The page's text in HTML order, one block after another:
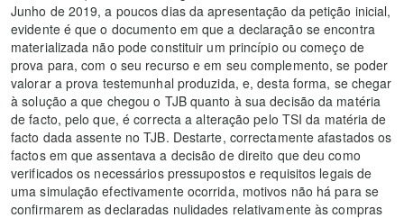
Junho de 2019, a poucos dias da apresentação da petição inicial,
evidente é que o documento em que a declaração se encontra
materializada não pode constituir um princípio ou começo de
prova para, com o seu recurso e em seu complemento, se poder
valorar a prova testemunhal produzida, e, desta forma, se chegar
à solução a que chegou o TJB quanto à sua decisão da matéria
de facto, pelo que, é correcta a alteração pelo TSI da matéria de
facto dada assente no TJB. Destarte, correctamente afastados os
factos em que assentava a decisão de direito que deu como
verificados os necessários pressupostos e requisitos legais de
uma simulação efectivamente ocorrida, motivos não há para se
confirmarem as declaradas nulidades relativamente às compras